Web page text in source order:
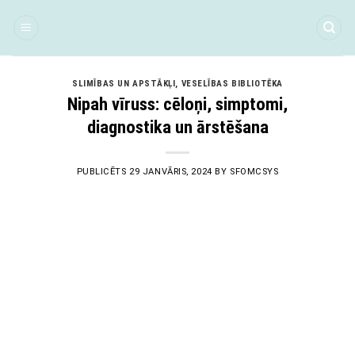
SLIMĪBAS UN APSTĀKĻI, VESELĪBAS BIBLIOTĒKA
Nipah vīruss: cēloņi, simptomi,
diagnostika un ārstēšana
PUBLICĒTS 29 JANVĀRIS, 2024 BY SFOMCSYS